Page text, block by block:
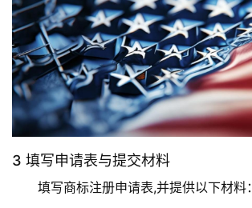
3 填写申请表与提交材料
填写商标注册申请表,并提供以下材料：